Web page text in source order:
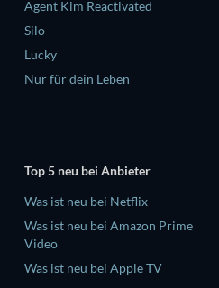
Agent Kim Reactivated
Silo
Lucky
Nur für dein Leben
Top 5 neu bei Anbieter
Was ist neu bei Netflix
Was ist neu bei Amazon Prime
Video
Was ist neu bei Apple TV